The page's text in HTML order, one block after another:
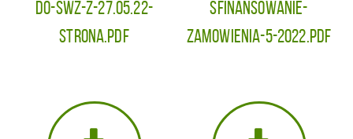
do-SWZ-z-27.05.22-
strona.pdf
sfinansowanie-
zamowienia-5-2022.pdf